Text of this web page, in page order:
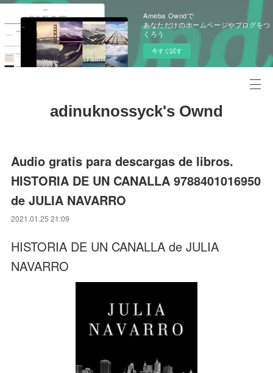
Ameba Owndで
あなただけのホームページやブログをつ
くろう
今すぐ試す
adinuknossyck's Ownd
Audio gratis para descargas de libros.
HISTORIA DE UN CANALLA 9788401016950
de JULIA NAVARRO
2021.01.25 21:09
HISTORIA DE UN CANALLA de JULIA
NAVARRO